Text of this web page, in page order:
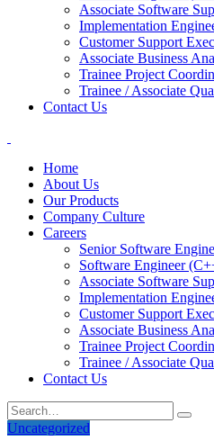
Associate Software
Implementation
Customer Support
Associate Business
Trainee Project
Trainee / Associate
Contact Us
Home
About Us
Our Products
Company Culture
Careers
Senior Software
Software Engineer
Associate Software
Implementation
Customer Support
Associate Business
Trainee Project
Trainee / Associate
Contact Us
Uncategorized